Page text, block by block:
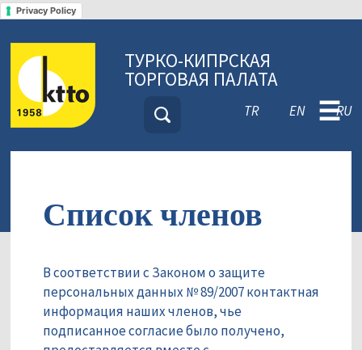
Privacy Policy
ТУРКО-КИПРСКАЯ
ТОРГОВАЯ ПАЛАТА
TR EN RU
☰
Список членов
В соответствии с Законом о защите
персональных данных № 89/2007 контактная
информация наших членов, чье
подписанное согласие было получено,